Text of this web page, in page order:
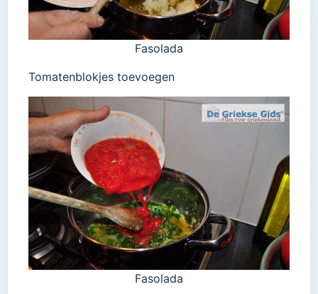
Fasolada
Tomatenblokjes toevoegen
Fasolada